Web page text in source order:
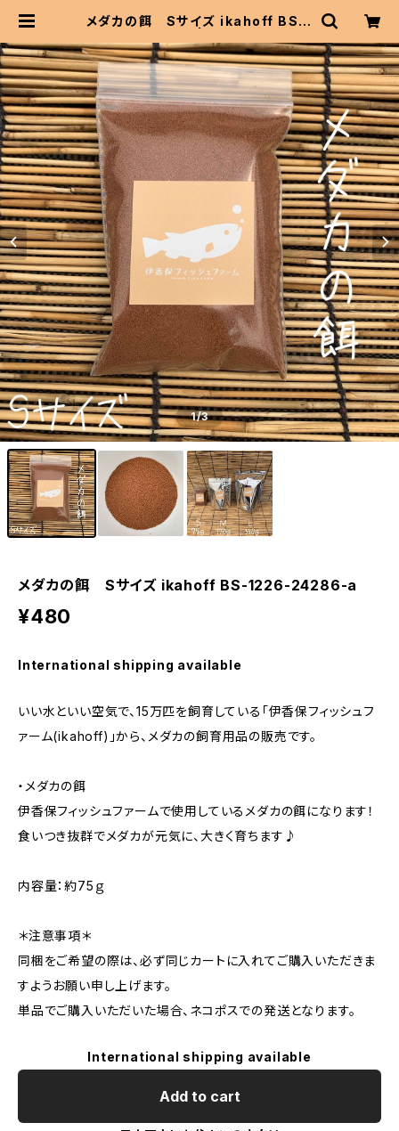
メダカの餌 Sサイズ ikahoff BS-1
ファームBASEショップ
1/3
メダカの餌 Sサイズ ikahoff BS-1226-24286-a
¥480
International shipping available
いい水といい空気で、15万匹を飼育している「伊香保フィッシュフ
ァーム(ikahoff)」から、メダカの飼育用品の販売です。
・メダカの餌
伊香保フィッシュファームで使用しているメダカの餌になります！
食いつき抜群でメダカが元気に、大きく育ちます♪
内容量：約75ｇ
＊注意事項＊
同梱をご希望の際は、必ず同じカートに入れてご購入いただきま
すようお願い申し上げます。
単品でご購入いただいた場合、ネコポスでの発送となります。
International shipping available
Add to cart